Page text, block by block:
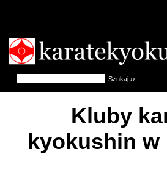
Kluby
kyokushin w